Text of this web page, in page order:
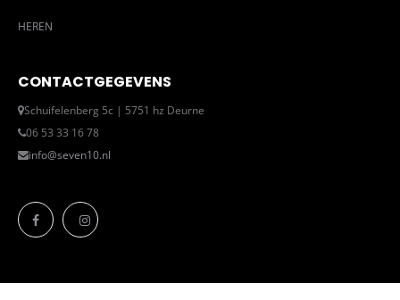
HEREN
CONTACTGEGEVENS
Schuifelenberg 5c | 5751 hz Deurne
06 53 33 16 78
info@seven10.nl